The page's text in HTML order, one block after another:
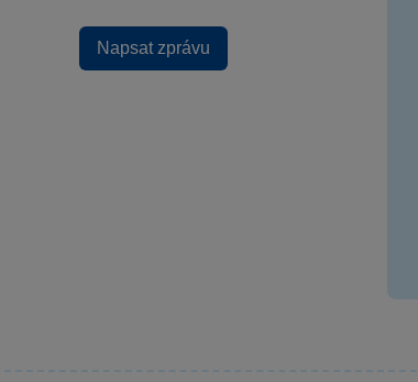
Napsat zprávu